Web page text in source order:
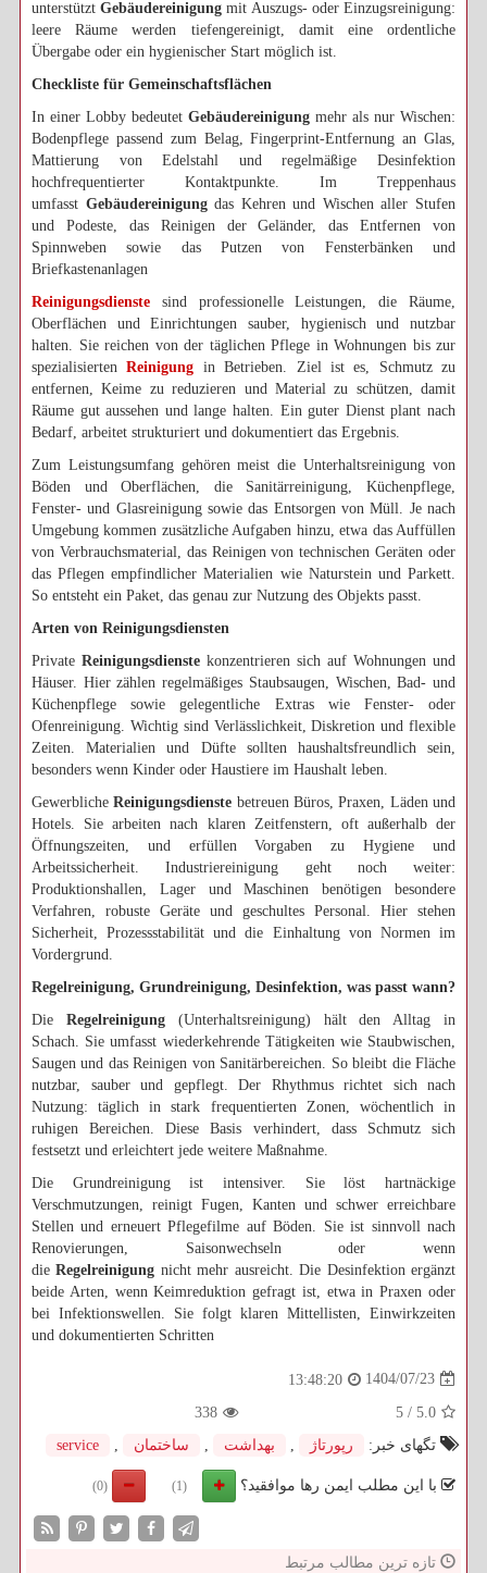
unterstütztGebäudereinigung mit Auszugs- oder Einzugsreinigung:
leere Räume werden tiefengereinigt, damit eine ordentliche
Übergabe oder ein hygienischer Start möglich ist.
Checkliste für Gemeinschaftsflächen
In einer Lobby bedeutet Gebäudereinigung mehr als nur Wischen:
Bodenpflege passend zum Belag, Fingerprint-Entfernung an Glas,
Mattierung von Edelstahl und regelmäßige Desinfektion
hochfrequentierter Kontaktpunkte. Im Treppenhaus
umfasst Gebäudereinigungdas Kehren und Wischen aller Stufen
und Podeste, das Reinigen der Geländer, das Entfernen von
Spinnweben sowie das Putzen von Fensterbänken und
Briefkastenanlagen
Reinigungsdienste sind professionelle Leistungen, die Räume,
Oberflächen und Einrichtungen sauber, hygienisch und nutzbar
halten. Sie reichen von der täglichen Pflege in Wohnungen bis zur
spezialisiertenReinigung in Betrieben. Ziel ist es, Schmutz zu
entfernen, Keime zu reduzieren und Material zu schützen, damit
Räume gut aussehen und lange halten. Ein guter Dienst plant nach
Bedarf, arbeitet strukturiert und dokumentiert das Ergebnis.
Zum Leistungsumfang gehören meist die Unterhaltsreinigung von
Böden und Oberflächen, die Sanitärreinigung, Küchenpflege,
Fenster- und Glasreinigung sowie das Entsorgen von Müll. Je nach
Umgebung kommen zusätzliche Aufgaben hinzu, etwa das Auffüllen
von Verbrauchsmaterial, das Reinigen von technischen Geräten oder
das Pflegen empfindlicher Materialien wie Naturstein und Parkett.
So entsteht ein Paket, das genau zur Nutzung des Objekts passt.
Arten von Reinigungsdiensten
Private Reinigungsdienste konzentrieren sich auf Wohnungen und
Häuser. Hier zählen regelmäßiges Staubsaugen, Wischen, Bad- und
Küchenpflege sowie gelegentliche Extras wie Fenster- oder
Ofenreinigung. Wichtig sind Verlässlichkeit, Diskretion und flexible
Zeiten. Materialien und Düfte sollten haushaltsfreundlich sein,
besonders wenn Kinder oder Haustiere im Haushalt leben.
GewerblicheReinigungsdienste betreuen Büros, Praxen, Läden und
Hotels. Sie arbeiten nach klaren Zeitfenstern, oft außerhalb der
Öffnungszeiten, und erfüllen Vorgaben zu Hygiene und
Arbeitssicherheit. Industriereinigung geht noch weiter:
Produktionshallen, Lager und Maschinen benötigen besondere
Verfahren, robuste Geräte und geschultes Personal. Hier stehen
Sicherheit, Prozessstabilität und die Einhaltung von Normen im
Vordergrund.
Regelreinigung, Grundreinigung, Desinfektion, was passt wann?
Die Regelreinigung(Unterhaltsreinigung) hält den Alltag in
Schach. Sie umfasst wiederkehrende Tätigkeiten wie Staubwischen,
Saugen und das Reinigen von Sanitärbereichen. So bleibt die Fläche
nutzbar, sauber und gepflegt. Der Rhythmus richtet sich nach
Nutzung: täglich in stark frequentierten Zonen, wöchentlich in
ruhigen Bereichen. Diese Basis verhindert, dass Schmutz sich
festsetzt und erleichtert jede weitere Maßnahme.
Die Grundreinigung ist intensiver. Sie löst hartnäckige
Verschmutzungen, reinigt Fugen, Kanten und schwer erreichbare
Stellen und erneuert Pflegefilme auf Böden. Sie ist sinnvoll nach
Renovierungen, Saisonwechseln oder wenn
dieRegelreinigung nicht mehr ausreicht. Die Desinfektion ergänzt
beide Arten, wenn Keimreduktion gefragt ist, etwa in Praxen oder
bei Infektionswellen. Sie folgt klaren Mittellisten, Einwirkzeiten
und dokumentierten Schritten
1404/07/23
13:48:20
5.0
/
5
338
تگهای خبر:
رپورتاژ بهداشت ساختمان service
با این مطلب ایمن رها موافقید؟ (1)
(0)
تازه ترین مطالب مرتبط